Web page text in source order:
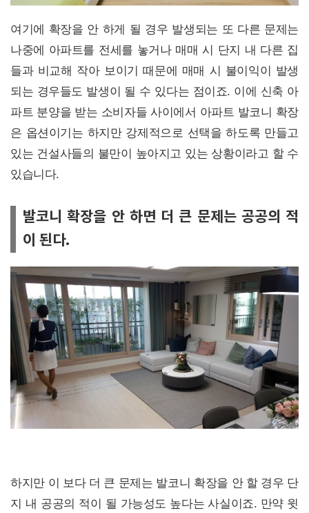
여기에 확장을 안 하게 될 경우 발생되는 또 다른 문제는
나중에 아파트를 전세를 놓거나 매매 시 단지 내 다른 집
들과 비교해 작아 보이기 때문에 매매 시 불이익이 발생
되는 경우들도 발생이 될 수 있다는 점이죠. 이에 신축 아
파트 분양을 받는 소비자들 사이에서 아파트 발코니 확장
은 옵션이기는 하지만 강제적으로 선택을 하도록 만들고
있는 건설사들의 불만이 높아지고 있는 상황이라고 할 수
있습니다.
발코니 확장을 안 하면 더 큰 문제는 공공의 적
이 된다.
하지만 이 보다 더 큰 문제는 발코니 확장을 안 할 경우 단
지 내 공공의 적이 될 가능성도 높다는 사실이죠. 만약 윗